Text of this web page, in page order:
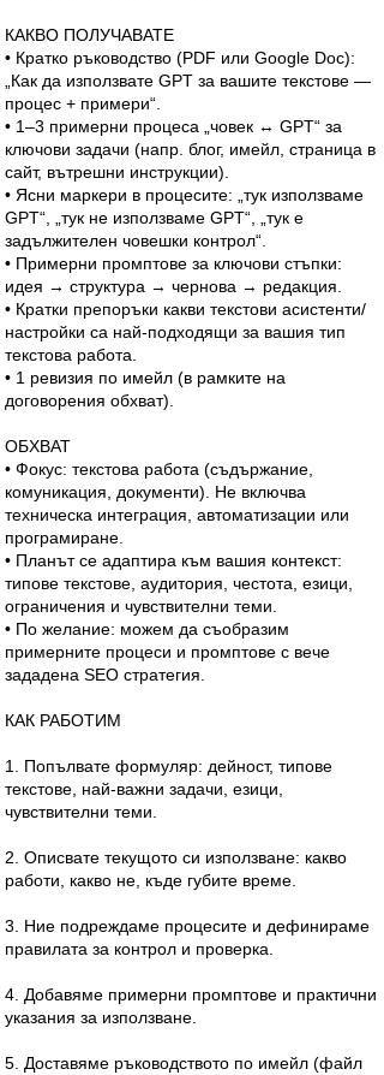
КАКВО ПОЛУЧАВАТЕ
• Кратко ръководство (PDF или Google Doc):
„Как да използвате GPT за вашите текстове —
процес + примери“.
• 1–3 примерни процеса „човек ↔ GPT“ за
ключови задачи (напр. блог, имейл, страница в
сайт, вътрешни инструкции).
• Ясни маркери в процесите: „тук използваме
GPT“, „тук не използваме GPT“, „тук е
задължителен човешки контрол“.
• Примерни промптове за ключови стъпки:
идея → структура → чернова → редакция.
• Кратки препоръки какви текстови асистенти/
настройки са най-подходящи за вашия тип
текстова работа.
• 1 ревизия по имейл (в рамките на
договорения обхват).
ОБХВАТ
• Фокус: текстова работа (съдържание,
комуникация, документи). Не включва
техническа интеграция, автоматизации или
програмиране.
• Планът се адаптира към вашия контекст:
типове текстове, аудитория, честота, езици,
ограничения и чувствителни теми.
• По желание: можем да съобразим
примерните процеси и промптове с вече
зададена SEO стратегия.
КАК РАБОТИМ
1. Попълвате формуляр: дейност, типове
текстове, най-важни задачи, езици,
чувствителни теми.
2. Описвате текущото си използване: какво
работи, какво не, къде губите време.
3. Ние подреждаме процесите и дефинираме
правилата за контрол и проверка.
4. Добавяме примерни промптове и практични
указания за използване.
5. Доставяме ръководството по имейл (файл